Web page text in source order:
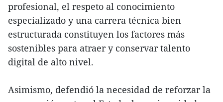
profesional, el respeto al conocimiento
especializado y una carrera técnica bien
estructurada constituyen los factores más
sostenibles para atraer y conservar talento
digital de alto nivel.
Asimismo, defendió la necesidad de reforzar la